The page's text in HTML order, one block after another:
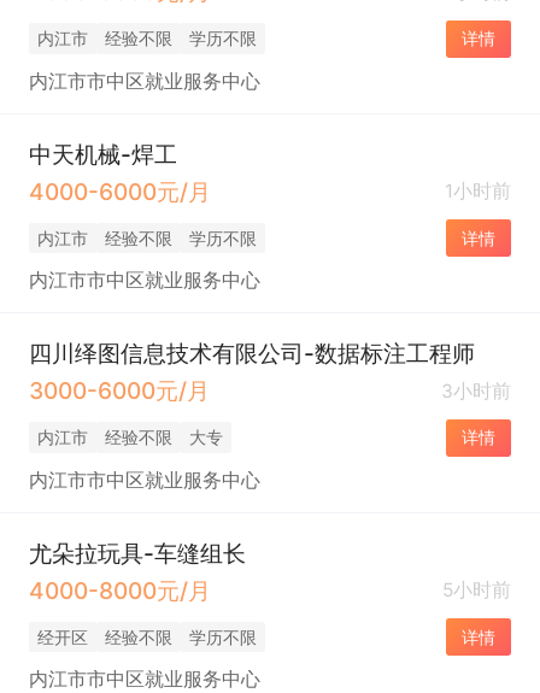
内江市 经验不限 学历不限 详情
内江市市中区就业服务中心
中天机械-焊工
4000-6000元/月
1小时前
内江市 经验不限 学历不限 详情
内江市市中区就业服务中心
四川绎图信息技术有限公司-数据标注工程师
3000-6000元/月
3小时前
内江市 经验不限 大专 详情
内江市市中区就业服务中心
尤朵拉玩具-车缝组长
4000-8000元/月
5小时前
经开区 经验不限 学历不限 详情
内江市市中区就业服务中心